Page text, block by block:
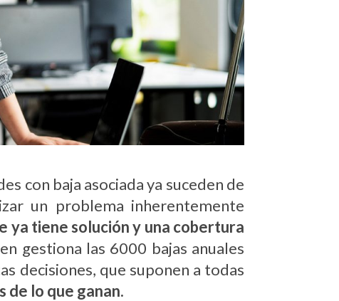
con baja asociada ya suceden de
un problema inherentemente
ya tiene solución y una cobertura
gestiona las 6000 bajas anuales
decisiones, que suponen a todas
de lo que ganan.